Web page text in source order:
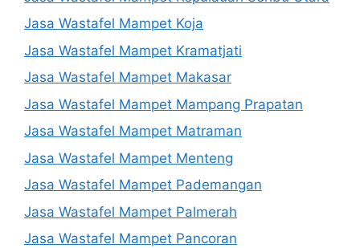
Jasa Wastafel Mampet Koja
Jasa Wastafel Mampet Kramatjati
Jasa Wastafel Mampet Makasar
Jasa Wastafel Mampet Mampang Prapatan
Jasa Wastafel Mampet Matraman
Jasa Wastafel Mampet Menteng
Jasa Wastafel Mampet Pademangan
Jasa Wastafel Mampet Palmerah
Jasa Wastafel Mampet Pancoran